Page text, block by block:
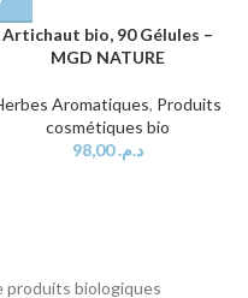
Artichaut bio, 90 Gélules –
MGD NATURE
Aromatiques, Produits
cosmétiques bio
د.م.98,00
produits biologiques